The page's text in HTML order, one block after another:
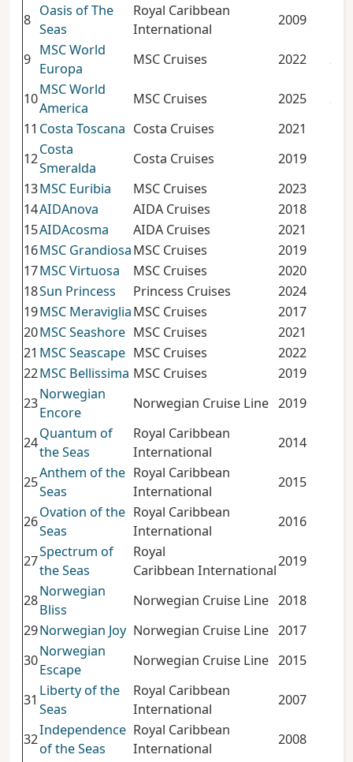
8
Oasis of The
Seas
Royal Caribbean
International
2009
9
MSC World
Europa
MSC Cruises 2022
10
MSC World
America
MSC Cruises 2025
11 Costa Toscana Costa Cruises 2021
12
Costa
Smeralda
Costa Cruises 2019
13MSC Euribia MSC Cruises 2023
14AIDAnova AIDA Cruises 2018
15AIDAcosma AIDA Cruises 2021
16MSC GrandiosaMSC Cruises 2019
17MSC Virtuosa MSC Cruises 2020
18Sun Princess Princess Cruises 2024
19MSC MeravigliaMSC Cruises 2017
20MSC Seashore MSC Cruises 2021
21 MSC Seascape MSC Cruises 2022
22MSC Bellissima MSC Cruises 2019
23
Norwegian
Encore
Norwegian Cruise Line 2019
24
Quantum of
the Seas
Royal Caribbean
International
2014
25
Anthem of the
Seas
Royal Caribbean
International
2015
26
Ovation of the
Seas
Royal Caribbean
International
2016
27
Spectrum of
the Seas
Royal
Caribbean International
2019
28
Norwegian
Bliss
Norwegian Cruise Line 2018
29Norwegian Joy Norwegian Cruise Line 2017
30
Norwegian
Escape
Norwegian Cruise Line 2015
31
Liberty of the
Seas
Royal Caribbean
International
2007
32
Independence
of the Seas
Royal Caribbean
International
2008